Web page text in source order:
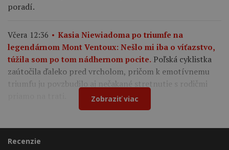
poradí.
Včera 12:36
Kasia Niewiadoma po triumfe na
legendárnom Mont Ventoux: Nešlo mi iba o víťazstvo,
túžila som po tom nádhernom pocite. Poľská cyklistka
zaútočila ďaleko pred vrcholom, pričom k emotívnemu
triumfu ju povzbudilo aj nečakané stretnutie s rodičmi
Zobraziť viac
Recenzie